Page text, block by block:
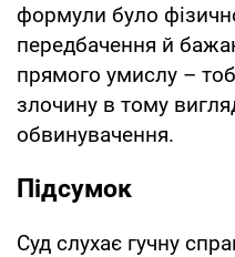
формули було
передбачення й
прямого умислу –
злочину в тому
обвинувачення.
Підсумок
Суд слухає гучну